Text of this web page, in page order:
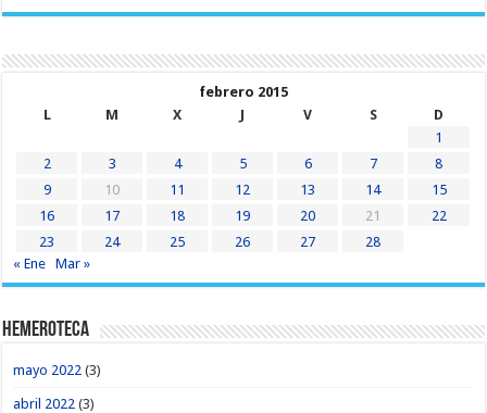
febrero 2015
L
M X J V S
D
1
2
3 4 5 6 7
8
9
10 11 12 13 14
15
16
17 18 19 20 21
22
23
24 25 26 27
28
« Ene
Mar »
Hemeroteca
mayo 2022 (3)
abril 2022 (3)